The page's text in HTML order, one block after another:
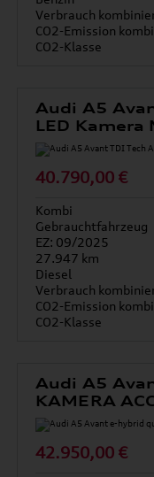
Verbrauch
CO2-Emission
CO2-Klasse
Audi A5
LED
40.790,00 €
Kombi
Gebrauchtfahrzeug
EZ: 09/2025
27.947 km
Diesel
Verbrauch
CO2-Emission
CO2-Klasse
Audi A5
KAMERA
42.950,00 €